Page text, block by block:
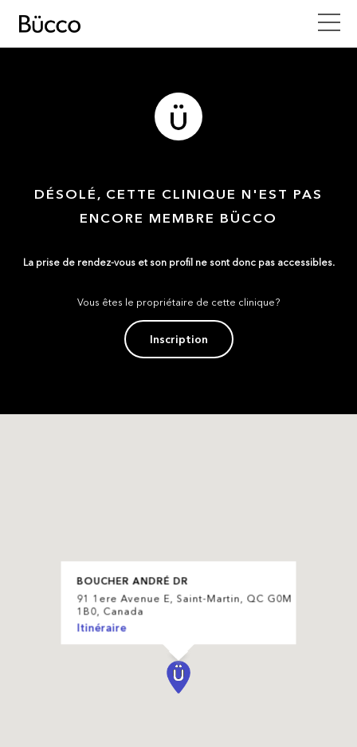
DÉSOLÉ, CETTE CLINIQUE N'EST PAS
ENCORE MEMBRE BÜCCO
La prise de rendez-vous et son profil ne sont donc pas accessibles.
Vous êtes le propriétaire de cette clinique?
Inscription
BOUCHER ANDRÉ DR
91 1ere Avenue E, Saint-Martin, QC G0M
1B0, Canada
Itinéraire